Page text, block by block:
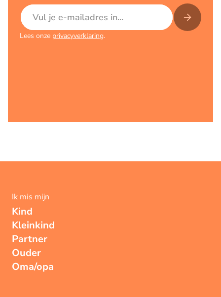
E-mailadres
Lees onze privacyverklaring.
Ik mis mijn
Kind
Kleinkind
Partner
Ouder
Oma/opa